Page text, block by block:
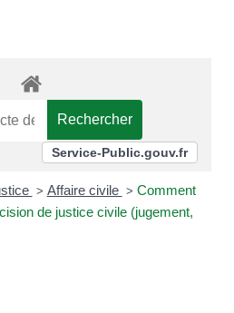
Service-Public.gouv.fr
> Affaire civile > Comment
de justice civile (jugement,